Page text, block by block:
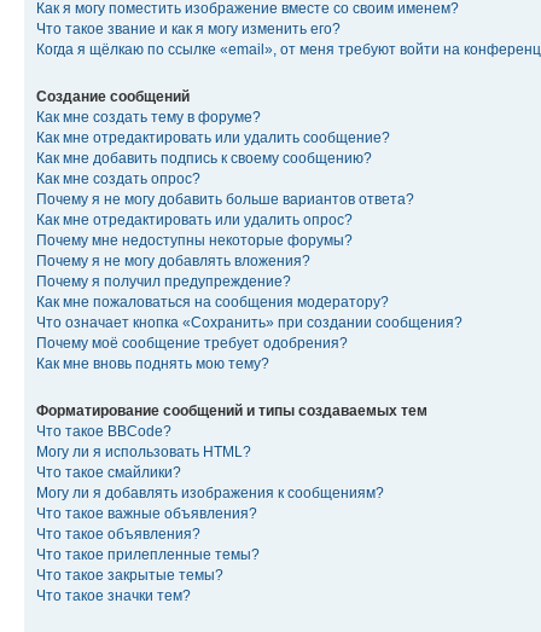
Как я могу поместить изображение вместе со своим именем?
Что такое звание и как я могу изменить его?
Когда я щёлкаю по ссылке «email», от меня требуют войти на
Создание сообщений
Как мне создать тему в форуме?
Как мне отредактировать или удалить сообщение?
Как мне добавить подпись к своему сообщению?
Как мне создать опрос?
Почему я не могу добавить больше вариантов ответа?
Как мне отредактировать или удалить опрос?
Почему мне недоступны некоторые форумы?
Почему я не могу добавлять вложения?
Почему я получил предупреждение?
Как мне пожаловаться на сообщения модератору?
Что означает кнопка «Сохранить» при создании сообщения?
Почему моё сообщение требует одобрения?
Как мне вновь поднять мою тему?
Форматирование сообщений и типы создаваемых тем
Что такое BBCode?
Могу ли я использовать HTML?
Что такое смайлики?
Могу ли я добавлять изображения к сообщениям?
Что такое важные объявления?
Что такое объявления?
Что такое прилепленные темы?
Что такое закрытые темы?
Что такое значки тем?